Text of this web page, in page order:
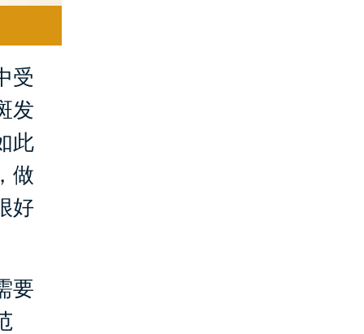
受
发
此
做
好
要